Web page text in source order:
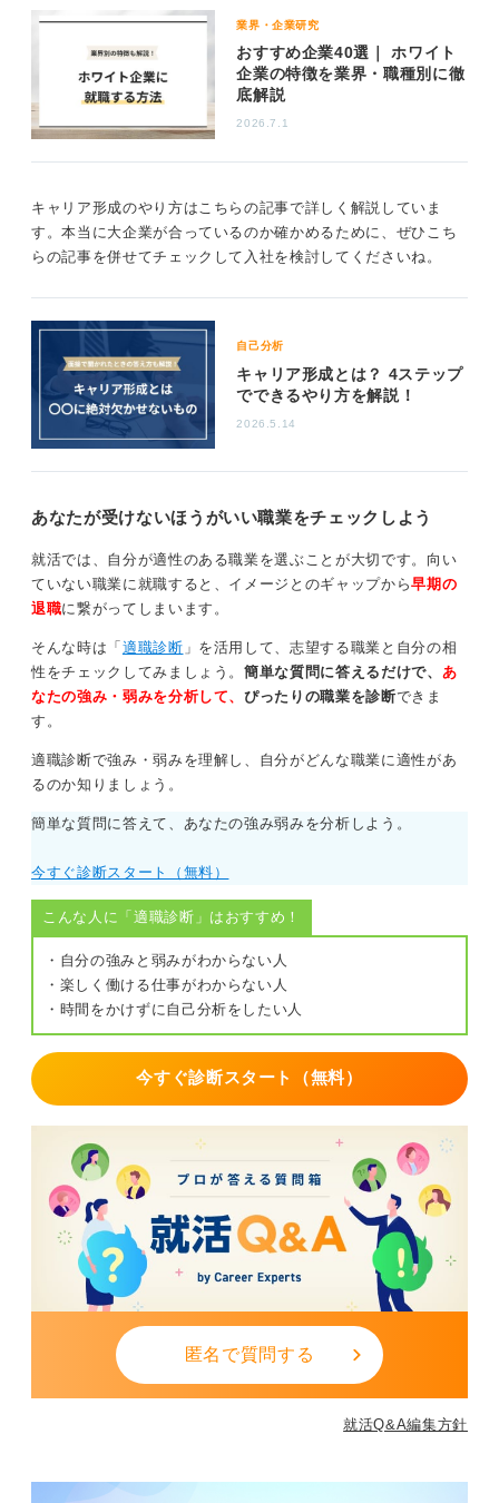
業界・企業研究
おすすめ企業40選｜ ホワイト
企業の特徴を業界・職種別に徹
底解説
2026.7.1
キャリア形成のやり方はこちらの記事で詳しく解説していま
す。本当に大企業が合っているのか確かめるために、ぜひこち
らの記事を併せてチェックして入社を検討してくださいね。
自己分析
キャリア形成とは？ 4ステップ
でできるやり方を解説！
2026.5.14
あなたが受けないほうがいい職業をチェックしよう
就活では、自分が適性のある職業を選ぶことが大切です。向い
ていない職業に就職すると、イメージとのギャップから早期の
退職に繋がってしまいます。
そんな時は「適職診断 」を活用して、志望する職業と自分の相
性をチェックしてみましょう。簡単な質問に答えるだけで、 あ
なたの強み・弱みを分析して、ぴったりの職業を診断できま
す。
適職診断で強み・弱みを理解し、自分がどんな職業に適性があ
るのか知りましょう。
簡単な質問に答えて、あなたの強み弱みを分析しよう。
今すぐ診断スタート（無料）
こんな人に「適職診断」はおすすめ！
・自分の強みと弱みがわからない人
・楽しく働ける仕事がわからない人
・時間をかけずに自己分析をしたい人
今すぐ診断スタート（無料）
匿名で質問する
就活Q&A編集方針